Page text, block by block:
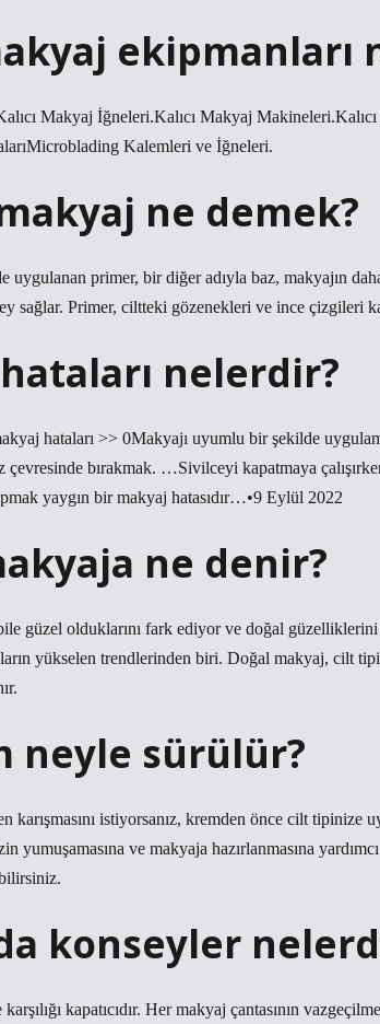
ekipmanları
Makyaj İğneleri.Kalıcı Makyaj
Kalemleri ve İğneleri.
ne demek?
primer, bir diğer adıyla baz, makyajın
sağlar. Primer, ciltteki gözenekleri ve ince çizgileri
nelerdir?
hataları >> 0Makyajı uyumlu bir şekilde
çevresinde bırakmak. …Sivilceyi kapatmaya
yaygın bir makyaj hatasıdır…•9 Eylül 2022
ne denir?
güzel olduklarını fark ediyor ve doğal
yükselen trendlerinden biri. Doğal makyaj, cilt
neyle sürülür?
karışmasını istiyorsanız, kremden önce cilt tipinize
ve makyaja hazırlanmasına
konseyler
kapatıcıdır. Her makyaj çantasının